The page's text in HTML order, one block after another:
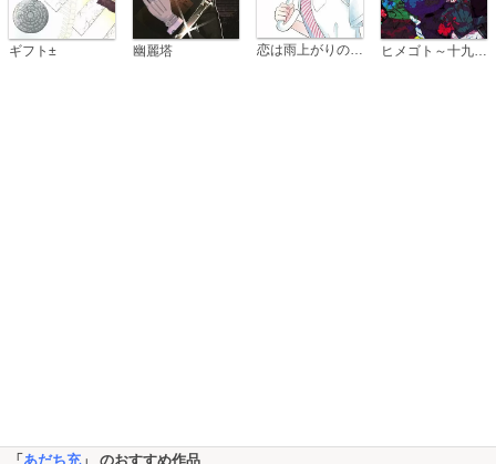
ギフト± 幽麗塔 恋は雨上がりのように
「 あだち充」 のおすすめ作品